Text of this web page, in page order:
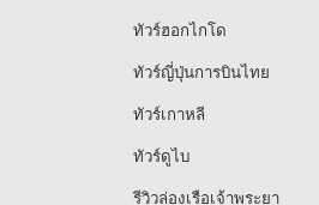
ทัวร์ฮอกไกโด
ทัวร์ญี่ปุ่นการบินไทย
ทัวร์เกาหลี
ทัวร์ดูไบ
รีวิวล่องเรือเจ้าพระยา